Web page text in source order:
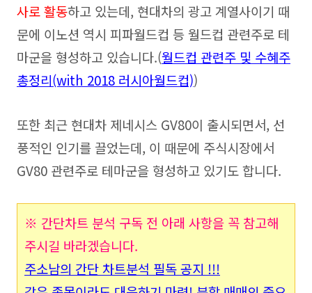
사로 활동하고 있는데, 현대차의 광고 계열사이기 때
문에 이노션 역시 피파월드컵 등 월드컵 관련주로 테
마군을 형성하고 있습니다.(월드컵 관련주 및 수혜주
총정리(with 2018 러시아월드컵))
또한 최근 현대차 제네시스 GV80이 출시되면서, 선
풍적인 인기를 끌었는데, 이 때문에 주식시장에서
GV80 관련주로 테마군을 형성하고 있기도 합니다.
※ 간단차트 분석 구독 전 아래 사항을 꼭 참고해
주시길 바라겠습니다.
주소남의 간단 차트분석 필독 공지 !!!